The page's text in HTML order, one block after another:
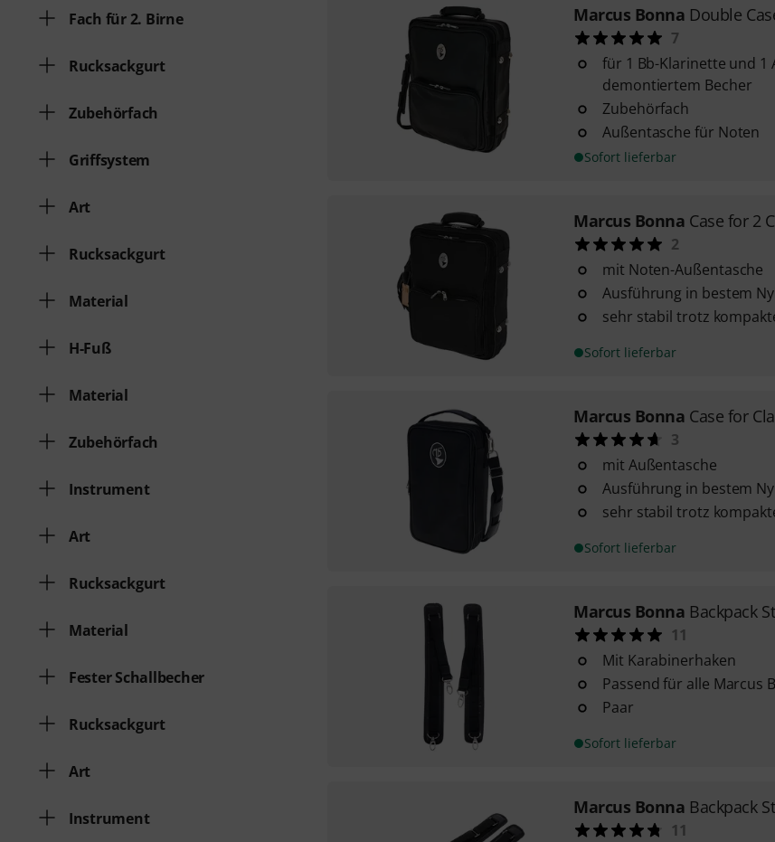
Fach für 2. Birne
Rucksackgurt
Zubehörfach
Griffsystem
Art
Rucksackgurt
Material
H-Fuß
Material
Zubehörfach
Instrument
Art
Rucksackgurt
Material
Fester Schallbecher
Rucksackgurt
Art
Instrument
Marcus Bonna Double
7
für 1 Bb-Klarinette und 1
demontiertem Becher
Zubehörfach
Außentasche für Noten
Sofort lieferbar
Marcus Bonna Case for 2
2
mit Noten-Außentasche
Ausführung in bestem
sehr stabil trotz
Sofort lieferbar
Marcus Bonna Case for
3
mit Außentasche
Ausführung in bestem
sehr stabil trotz
Sofort lieferbar
Marcus Bonna Backpack
11
Mit Karabinerhaken
Passend für alle Marcus
Paar
Sofort lieferbar
Marcus Bonna Backpack
11